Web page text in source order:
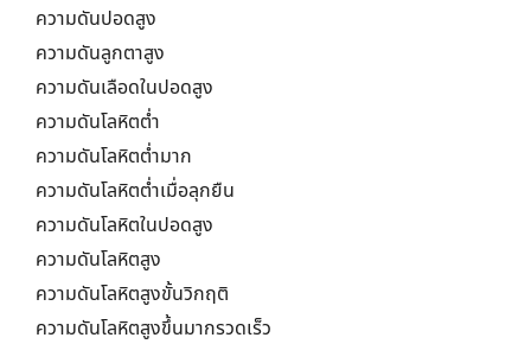
ความดันปอดสูง
ความดันลูกตาสูง
ความดันเลือดในปอดสูง
ความดันโลหิตต่ำ
ความดันโลหิตต่ำมาก
ความดันโลหิตต่ำเมื่อลุกยืน
ความดันโลหิตในปอดสูง
ความดันโลหิตสูง
ความดันโลหิตสูงขั้นวิกฤติ
ความดันโลหิตสูงขึ้นมากรวดเร็ว